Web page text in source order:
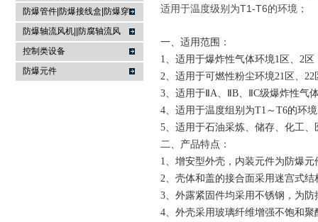
投光灯▏防爆应急灯
防爆管件|防爆接线盒|防爆穿
线盒|防爆活接头|防爆挠性管
防爆轴流风机||防腐轴流风
机|防爆排风扇
控制类设备
防爆元件
适用于温度级别为T1-T6的环境；
一、适用范围：
1、适用于爆炸性气体环境1区、2区
2、适用于可燃性粉尘环境21区、22
3、适用于ⅡA、ⅡB、ⅡC级爆炸性气
4、适用于温度组别为T1～T6的环
5、适用于石油采炼、储存、化工
二、产品特点：
1、增安型外壳，内装元件为防爆元
2、壳体和盖的接合面采用迷宫式
3、外露紧固件均采用不锈钢，为
4、外壳采用玻璃纤维增强不饱和